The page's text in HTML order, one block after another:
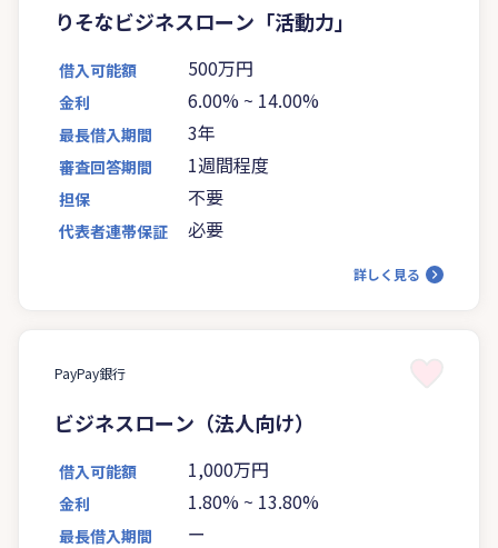
りそなビジネスローン「活動力」
借入可能額 500万円
金利 6.00% ~ 14.00%
最長借入期間 3年
審査回答期間 1週間程度
担保 不要
代表者連帯保証 必要
詳しく見る
PayPay銀行
ビジネスローン（法人向け）
借入可能額 1,000万円
金利 1.80% ~ 13.80%
最長借入期間 ー